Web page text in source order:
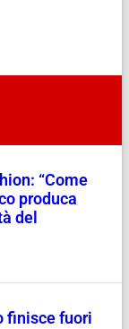
“Come
produca
del
finisce fuori